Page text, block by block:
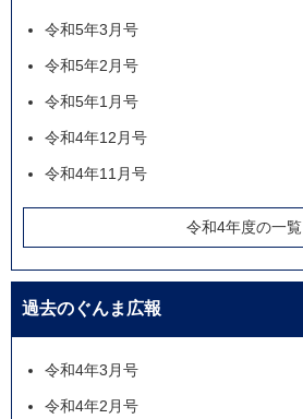
令和5年3月号
令和5年2月号
令和5年1月号
令和4年12月号
令和4年11月号
令和4年度の一覧
過去のぐんま広報
令和4年3月号
令和4年2月号